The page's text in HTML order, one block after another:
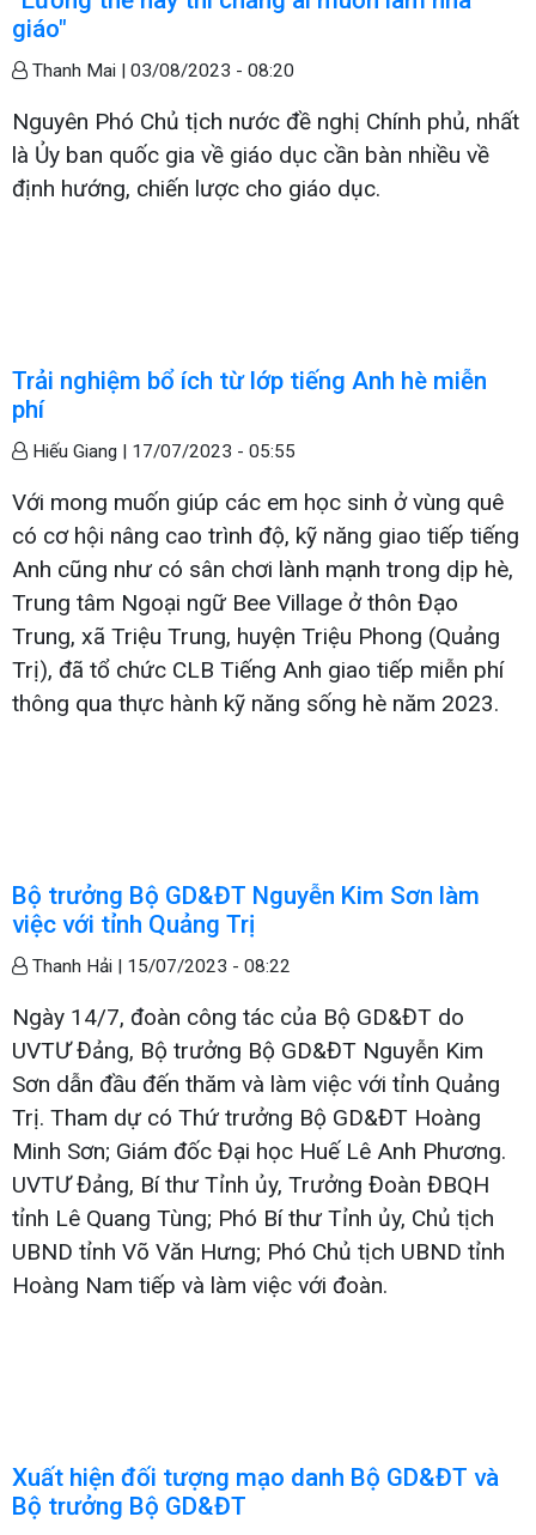
giáo"
Thanh Mai | 03/08/2023 - 08:20
Nguyên Phó Chủ tịch nước đề nghị Chính phủ, nhất
là Ủy ban quốc gia về giáo dục cần bàn nhiều về
định hướng, chiến lược cho giáo dục.
Trải nghiệm bổ ích từ lớp tiếng Anh hè miễn
phí
Hiếu Giang | 17/07/2023 - 05:55
Với mong muốn giúp các em học sinh ở vùng quê
có cơ hội nâng cao trình độ, kỹ năng giao tiếp tiếng
Anh cũng như có sân chơi lành mạnh trong dịp hè,
Trung tâm Ngoại ngữ Bee Village ở thôn Đạo
Trung, xã Triệu Trung, huyện Triệu Phong (Quảng
Trị), đã tổ chức CLB Tiếng Anh giao tiếp miễn phí
thông qua thực hành kỹ năng sống hè năm 2023.
Bộ trưởng Bộ GD&ĐT Nguyễn Kim Sơn làm
việc với tỉnh Quảng Trị
Thanh Hải | 15/07/2023 - 08:22
Ngày 14/7, đoàn công tác của Bộ GD&ĐT do
UVTƯ Đảng, Bộ trưởng Bộ GD&ĐT Nguyễn Kim
Sơn dẫn đầu đến thăm và làm việc với tỉnh Quảng
Trị. Tham dự có Thứ trưởng Bộ GD&ĐT Hoàng
Minh Sơn; Giám đốc Đại học Huế Lê Anh Phương.
UVTƯ Đảng, Bí thư Tỉnh ủy, Trưởng Đoàn ĐBQH
tỉnh Lê Quang Tùng; Phó Bí thư Tỉnh ủy, Chủ tịch
UBND tỉnh Võ Văn Hưng; Phó Chủ tịch UBND tỉnh
Hoàng Nam tiếp và làm việc với đoàn.
Xuất hiện đối tượng mạo danh Bộ GD&ĐT và
Bộ trưởng Bộ GD&ĐT